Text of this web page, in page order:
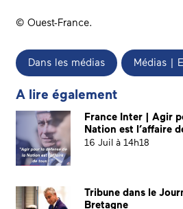
© Ouest-France.
Dans les médias Médias |
A lire également
France Inter | Agir
Nation est l’affaire
16 Juil à 14h18
Tribune dans le
Bretagne